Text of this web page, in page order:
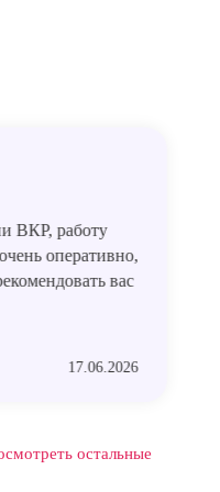
ВКР, работу
оперативно,
вас
17.06.2026
остальные